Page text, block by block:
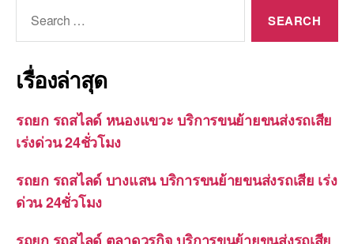
เรื่องล่าสุด
รถยก รถสไลด์ หนองแขวะ บริการขนย้ายขนส่งรถเสีย
เร่งด่วน 24ชั่วโมง
รถยก รถสไลด์ บางแสน บริการขนย้ายขนส่งรถเสีย เร่ง
ด่วน 24ชั่วโมง